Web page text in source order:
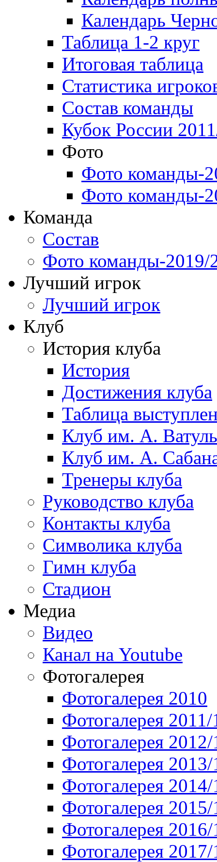
Календарь
Таблица 1-2 круг
Итоговая таблица
Статистика
Состав команды
Кубок России
Фото
Фото команды-
Фото команды-
Команда
Состав
Фото команды-2019/
Лучший игрок
Лучший игрок
Клуб
История клуба
История
Достижения клуба
Таблица
Клуб им. А.
Клуб им. А.
Тренеры клуба
Руководство клуба
Контакты клуба
Символика клуба
Гимн клуба
Стадион
Медиа
Видео
Канал на Youtube
Фотогалерея
Фотогалерея 2010
Фотогалерея 2011/
Фотогалерея
Фотогалерея
Фотогалерея
Фотогалерея
Фотогалерея
Фотогалерея